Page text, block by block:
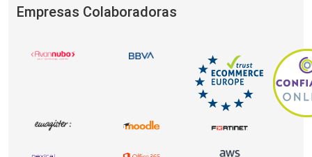
Empresas Colaboradoras